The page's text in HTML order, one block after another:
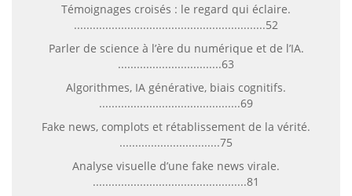
Témoignages croisés : le regard qui éclaire.
.............................................................52
Parler de science à l’ère du numérique et de l’IA.
.................................63
Algorithmes, IA générative, biais cognitifs.
.............................................69
Fake news, complots et rétablissement de la vérité.
................................75
Analyse visuelle d’une fake news virale.
.................................................81